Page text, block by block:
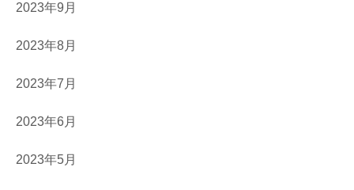
2023年9月
2023年8月
2023年7月
2023年6月
2023年5月